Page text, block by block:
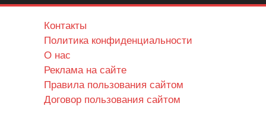
Контакты
Политика конфиденциальности
О нас
Реклама на сайте
Правила пользования сайтом
Договор пользования сайтом